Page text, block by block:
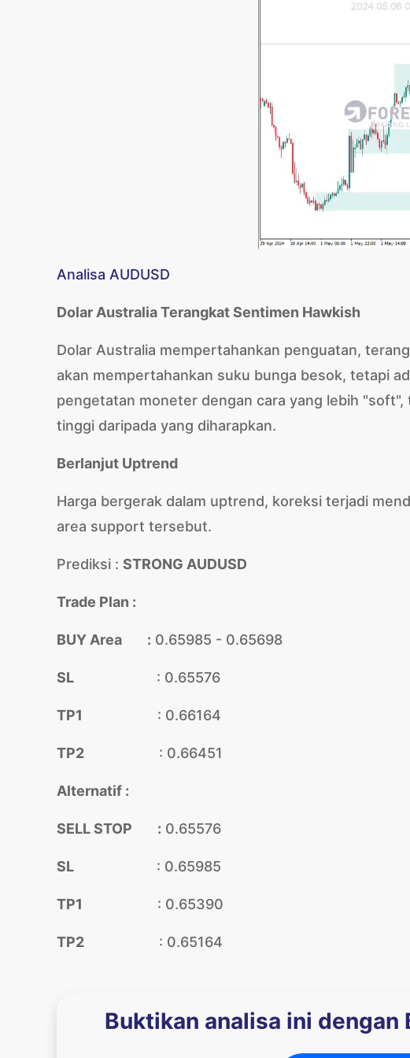
Analisa AUDUSD
Dolar Australia Terangkat Sentimen Hawkish
Dolar Australia mempertahankan penguatan,
akan mempertahankan suku bunga besok, tetapi
pengetatan moneter dengan cara yang lebih
tinggi daripada yang diharapkan.
Berlanjut Uptrend
Harga bergerak dalam uptrend, koreksi terjadi
area support tersebut.
Prediksi : STRONG AUDUSD
Trade Plan :
BUY Area : 0.65985 - 0.65698
SL : 0.65576
TP1 : 0.66164
TP2 : 0.66451
Alternatif :
SELL STOP : 0.65576
SL : 0.65985
TP1 : 0.65390
TP2 : 0.65164
Buktikan analisa ini dengan